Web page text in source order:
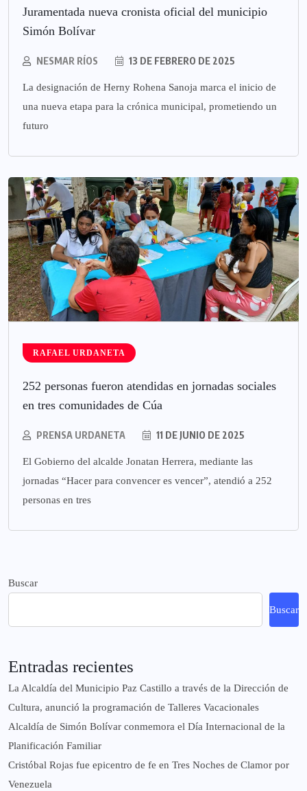
Juramentada nueva cronista oficial del municipio
Simón Bolívar
NESMAR RÍOS 13 DE FEBRERO DE 2025
La designación de Herny Rohena Sanoja marca el inicio de
una nueva etapa para la crónica municipal, prometiendo un
futuro
RAFAEL URDANETA
252 personas fueron atendidas en jornadas sociales
en tres comunidades de Cúa
PRENSA URDANETA 11 DE JUNIO DE 2025
El Gobierno del alcalde Jonatan Herrera, mediante las
jornadas “Hacer para convencer es vencer”, atendió a 252
personas en tres
Buscar
Buscar
Entradas recientes
La Alcaldía del Municipio Paz Castillo a través de la Dirección de
Cultura, anunció la programación de Talleres Vacacionales
Alcaldía de Simón Bolívar conmemora el Día Internacional de la
Planificación Familiar
Cristóbal Rojas fue epicentro de fe en Tres Noches de Clamor por
Venezuela